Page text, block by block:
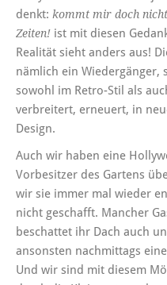
denkt: kommt mir doch
Zeiten! ist mit diesen
Realität sieht anders aus!
nämlich ein Wiedergänger,
sowohl im Retro-Stil als
verbreitert, erneuert, in
Design.
Auch wir haben eine
Vorbesitzer des Gartens
wir sie immer mal wieder
nicht geschafft. Mancher
beschattet ihr Dach auch
ansonsten nachmittags
Und wir sind mit diesem